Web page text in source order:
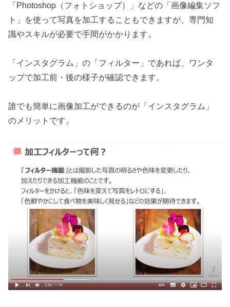
「Photoshop（フォトショップ）」などの「画像編集ソフ
ト」を使って写真を加工することもできますが、専門知
識やスキルが必要で手間がかかります。
「インスタグラム」の「フィルター」であれば、ワンタ
ップで加工前・後の様子が確認できます。
誰でも簡単に画像加工ができるのが「インスタグラム」
のメリットです。